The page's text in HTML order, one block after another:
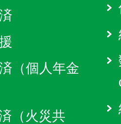
（個人年金
（火災共